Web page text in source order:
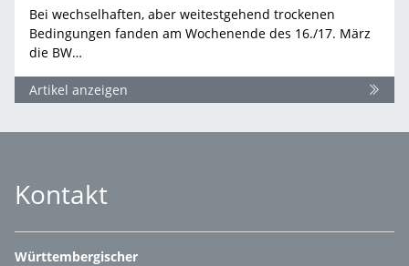
Bei wechselhaften, aber weitestgehend trockenen
Bedingungen fanden am Wochenende des 16./17. März
die BW…
Artikel anzeigen
Kontakt
Württembergischer